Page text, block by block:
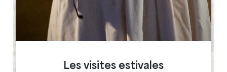
Les visites estivales